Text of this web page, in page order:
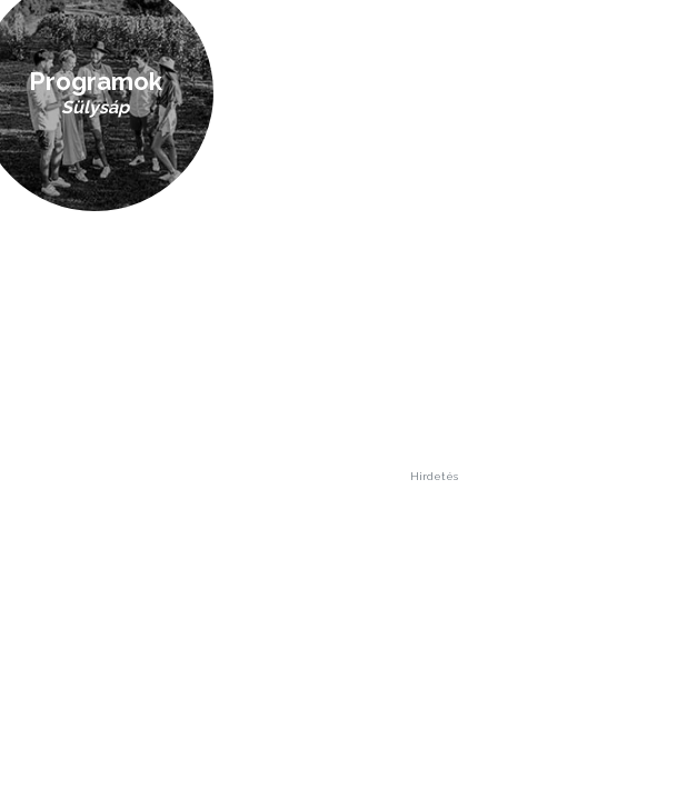
Programok
Sülysáp
Hirdetés